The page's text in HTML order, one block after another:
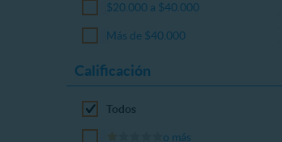
$20.000 a $40.000
Más de $40.000
Calificación
Todos
o más